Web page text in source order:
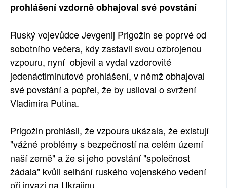
RUBRIKY
PLNÁ VERZE STRÁNEK
prohlášení vzdorně obhajoval své povstání
Ruský vojevůdce Jevgenij Prigožin se poprvé od
sobotního večera, kdy zastavil svou ozbrojenou
vzpouru, nyní objevil a vydal vzdorovité
jedenáctiminutové prohlášení, v němž obhajoval
své povstání a popřel, že by usiloval o svržení
Vladimira Putina.
Prigožin prohlásil, že vzpoura ukázala, že existují
"vážné problémy s bezpečností na celém území
naší země" a že si jeho povstání "společnost
žádala" kvůli selhání ruského vojenského vedení
při invazi na Ukrajinu.